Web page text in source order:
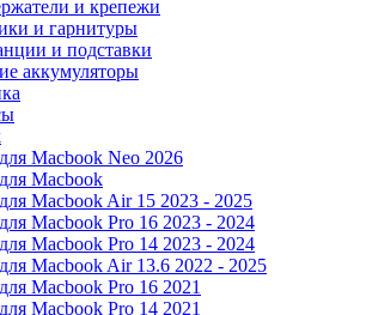
и крепежи
и гарнитуры
и подставки
аккумуляторы
Macbook Neo 2026
Macbook
Macbook Air 15 2023 - 2025
Macbook Pro 16 2023 - 2024
Macbook Pro 14 2023 - 2024
Macbook Air 13.6 2022 - 2025
Macbook Pro 16 2021
Macbook Pro 14 2021